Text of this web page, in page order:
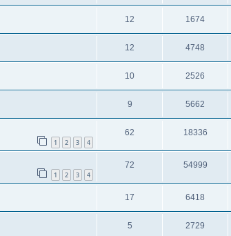
12 1674
12 4748
10 2526
9 5662
1 2 3 4
62 18336
1 2 3 4
72 54999
17 6418
5 2729